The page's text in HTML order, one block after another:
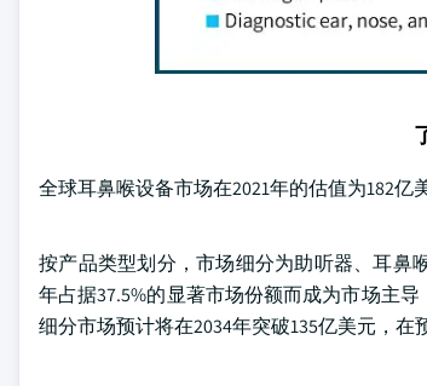
全球耳鼻喉设备市场在2021年的估值为182亿
按产品类型划分，市场细分为助听器、耳鼻
年占据37.5%的显著市场份额而成为市场主
细分市场预计将在2034年突破135亿美元，在